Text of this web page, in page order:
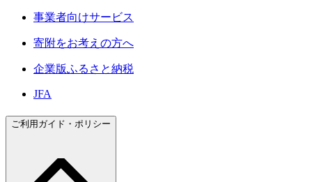
事業者向けサービス
寄附をお考えの方へ
企業版ふるさと納税
JFA
ご利用ガイド・ポリシー